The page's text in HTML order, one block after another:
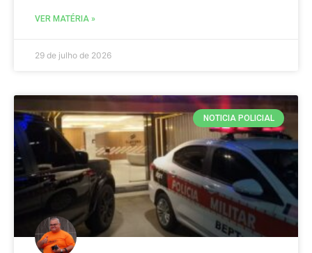
VER MATÉRIA »
29 de julho de 2026
NOTICIA POLICIAL